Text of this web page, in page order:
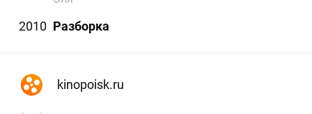
2010 Разборка
kinopoisk.ru